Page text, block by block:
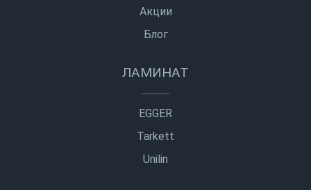
Акции
Блог
ЛАМИНАТ
EGGER
Tarkett
Unilin